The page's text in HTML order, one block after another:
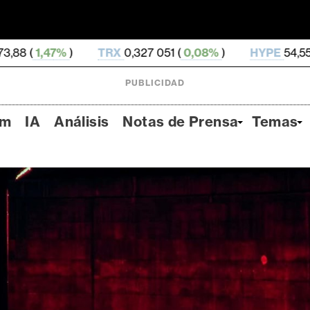
TRX0,327 051 ( 0,08%) HYPE54,55 ( -2,79%)
PUBLICIDAD
IA Análisis Notas de Prensa Temas